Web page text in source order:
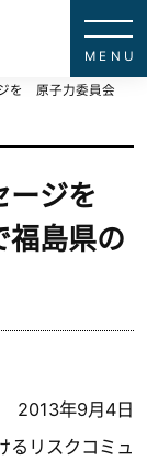
ジを 原子力委員会
ージを
島県の
2013年9月4日
るリスクコミュ